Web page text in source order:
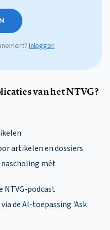
Inloggen
van het NTVG?
artikelen en dossiers
mét
NTVG-podcast
de AI-toepassing 'Ask